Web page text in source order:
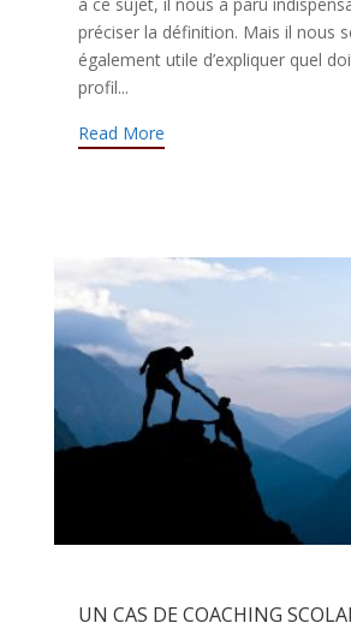
préciser la définition. Mais il nous
également utile d’expliquer quel
profil...
Read More
UN CAS DE COACHING